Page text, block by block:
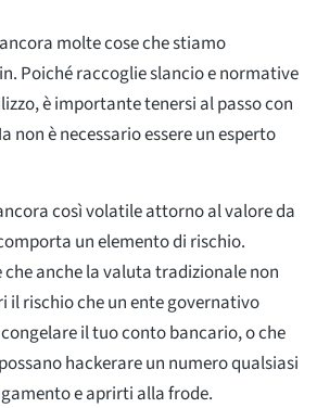
molte cose che stiamo
Poiché raccoglie slancio e normative
è importante tenersi al passo con
non è necessario essere un esperto
così volatile attorno al valore da
un elemento di rischio.
che anche la valuta tradizionale non
il rischio che un ente governativo
il tuo conto bancario, o che
hackerare un numero qualsiasi
e aprirti alla frode.